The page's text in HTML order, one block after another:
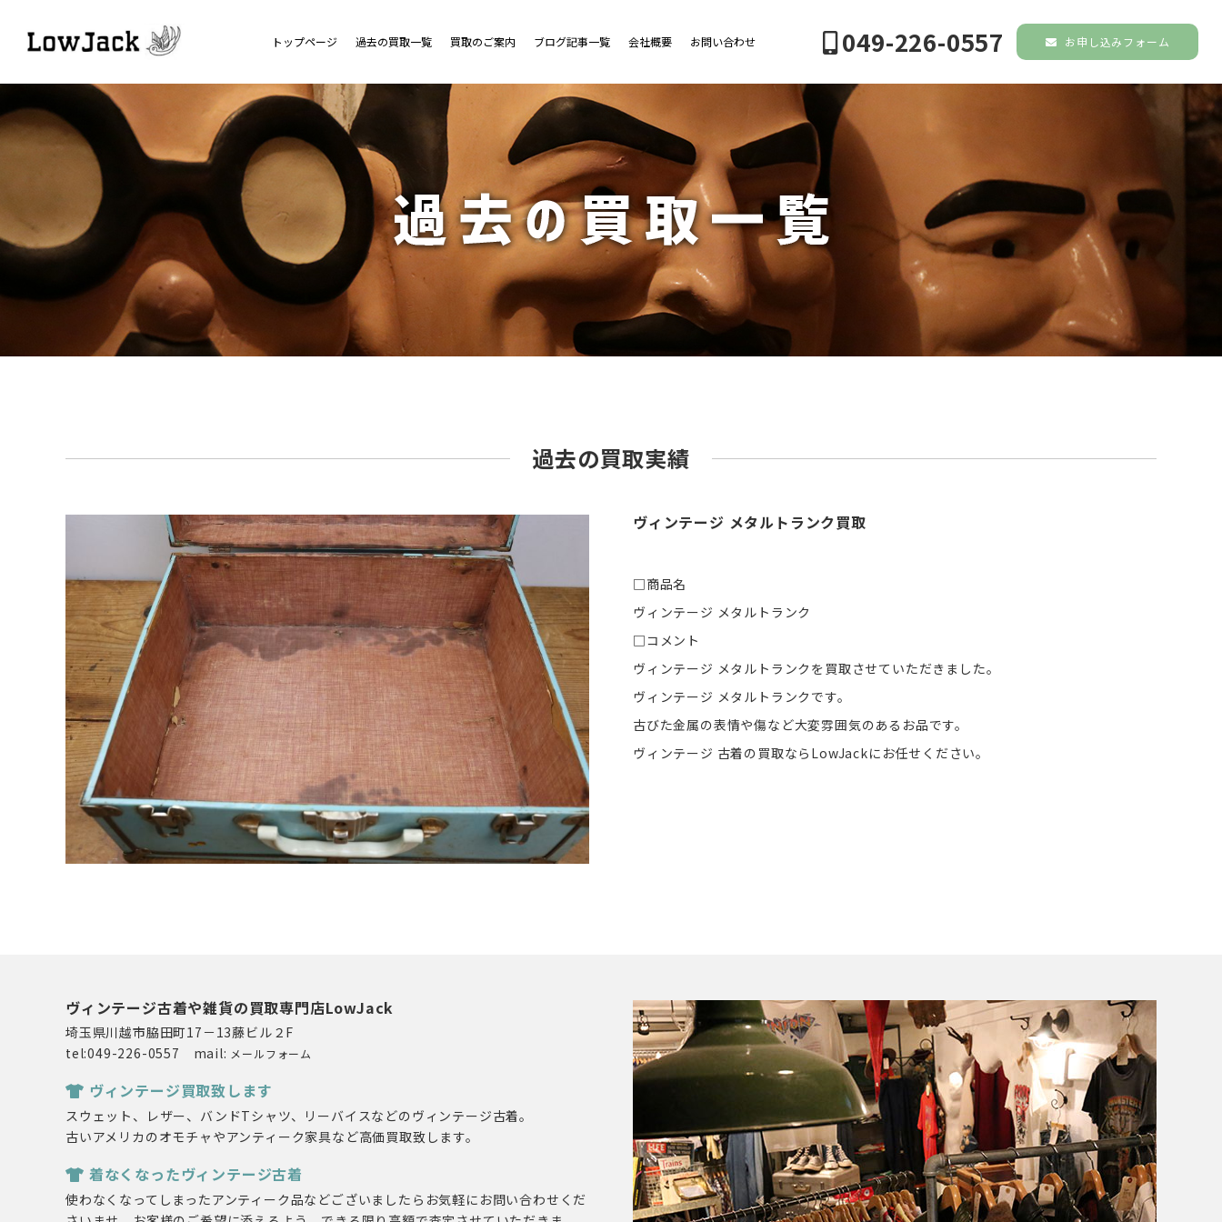
トップページ 過去の買取一覧 買取のご案内 ブログ記事一覧 会社概要 お問い合わせ 049-226-0557 お申し込みフォーム
過去の買取実績
ヴィンテージ メタルトランク買取
□商品名
ヴィンテージ メタルトランク
□コメント
ヴィンテージ メタルトランクを買取させていただきました。
ヴィンテージ メタルトランクです。
古びた金属の表情や傷など大変雰囲気のあるお品です。
ヴィンテージ 古着の買取ならLowJackにお任せください。
ヴィンテージ古着や雑貨の買取専門店LowJack
埼玉県川越市脇田町17－13藤ビル２F
tel:049-226-0557 mail: メールフォーム
ヴィンテージ買取致します
スウェット、レザー、バンドTシャツ、リーバイスなどのヴィンテージ古着。
古いアメリカのオモチャやアンティーク家具など高価買取致します。
着なくなったヴィンテージ古着
使わなくなってしまったアンティーク品などございましたらお気軽にお問い合わせくだ